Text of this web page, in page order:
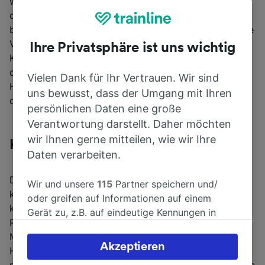
der urigen Fachwerkhäuser besonders heraus. Ein
beliebter Punkt für Besucher ist das Stadtviertel Petite
Venise, in dem ihr durch verwinkelte Gassen und am
Kanal entlang spazieren könnt. Hier werden auch auf
deutsch und französisch geführte Fahrten in kleinen
Holzbooten angeboten, die auf der Lauch, dem Kanal
der Stadt, entlangführen.
Kopenhagen, Dänemark
Die mit knapp 600.000 Einwohnern vergleichsweise
kleine Hauptstadt ist das Zentrum Dänemarks -
kulturell sowie politisch denn hier tagt nicht nur das
Parlament, sondern auch Staatsoberhaupt Königin
Margarethe II. residiert im Stadtzentrum. Die
Hafenstadt liegt auf mehreren Inseln verteilt und ist
Ihre Privatsphäre ist uns wichtig
Vielen Dank für Ihr Vertrauen. Wir sind
uns bewusst, dass der Umgang mit Ihren
persönlichen Daten eine große
Verantwortung darstellt. Daher möchten
wir Ihnen gerne mitteilen, wie wir Ihre
Daten verarbeiten.
Wir und unsere115 Partner speichern und/
oder greifen auf Informationen auf einem
Gerät zu, z.B. auf eindeutige Kennungen in
verarbeiten. Sie können Ihre Präferenzen
akzeptieren oder verwalten, einschließlich
Akzeptieren